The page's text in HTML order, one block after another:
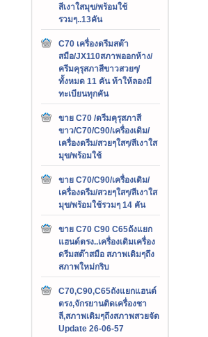
สีเงาใสมุข/พร้อมใช้
รวมๆ..13คัน
C70 เครื่องดรีมสต๊า
สมือ/JX110สภาพออกห้าง/
ครีมคุรุสภาสีขาวสวยๆ/
ทั้งหมด 11 คัน ท้าให้ลองมี
ทะเบียนทุกคัน
ขาย C70 /ดรีมคุรุสภาสี
ขาว/C70/C90/เครื่องเดิม/
เครื่องดรีม/สวยๆใสๆ/สีเงาใส
มุข/พร้อมใช้
ขาย C70/C90/เครื่องเดิม/
เครื่องดรีม/สวยๆใสๆ/สีเงาใส
มุข/พร้อมใช้รวมๆ 14 คัน
ขาย C70 C90 C65ถังแยก
แฮนด์ตรง..เครื่องเดิมเครื่อง
ดรีมสต๊าสมือ สภาพเดิมๆถึง
สภาพใหม่กริบ
C70,C90,C65ถังแยกแฮนด์
ตรง,จักรยานติดเครื่องชา
ลี,สภาพเดิมๆถึงสภาพสวยจัด
Update 26-06-57